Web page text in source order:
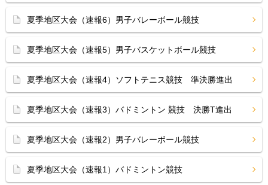
夏季地区大会（速報6）男子バレーボール競技
夏季地区大会（速報5）男子バスケットボール競技
夏季地区大会（速報4）ソフトテニス競技 準決勝進出
夏季地区大会（速報3）バドミントン 競技 決勝T進出
夏季地区大会（速報2）男子バレーボール競技
夏季地区大会（速報1）バドミントン競技